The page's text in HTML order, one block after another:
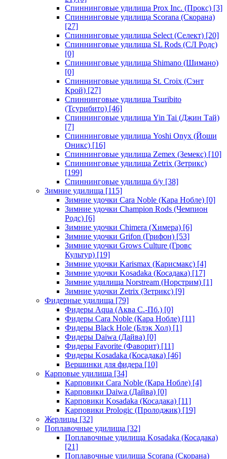
Спиннинговые удилища Prox Inc. (Прокс) [3]
Спиннинговые удилища Scorana (Скорана)
[27]
Спиннинговые удилища Select (Селект) [20]
Спиннинговые удилища SL Rods (СЛ Родс)
[0]
Спиннинговые удилища Shimano (Шимано)
[0]
Спиннинговые удилища St. Croix (Сэнт
Крой) [27]
Спиннинговые удилища Tsuribito
(Тсурибито) [46]
Спиннинговые удилища Yin Tai (Джин Тай)
[7]
Спиннинговые удилища Yoshi Onyx (Йоши
Оникс) [16]
Спиннинговые удилища Zemex (Земекс) [10]
Спиннинговые удилища Zetrix (Зетрикс)
[199]
Спиннинговые удилища б/у [38]
Зимние удилища [115]
Зимние удочки Cara Noble (Кара Нобле) [0]
Зимние удочки Champion Rods (Чемпион
Родс) [6]
Зимние удочки Chimera (Химера) [6]
Зимние удочки Grifon (Грифон) [53]
Зимние удочки Grows Culture (Гровс
Культур) [19]
Зимние удочки Karismax (Карисмакс) [4]
Зимние удочки Kosadaka (Косадака) [17]
Зимние удилища Norstream (Норстрим) [1]
Зимние удочки Zetrix (Зетрикс) [9]
Фидерные удилища [79]
Фидеры Aqua (Аква С.-Пб.) [0]
Фидеры Cara Noble (Кара Нобле) [11]
Фидеры Black Hole (Блэк Хол) [1]
Фидеры Daiwa (Дайва) [0]
Фидеры Favorite (Фаворит) [11]
Фидеры Kosadaka (Косадака) [46]
Вершинки для фидера [10]
Карповые удилища [34]
Карповики Cara Noble (Кара Нобле) [4]
Карповики Daiwa (Дайва) [0]
Карповики Kosadaka (Косадака) [11]
Карповики Prologic (Пролоджик) [19]
Жерлицы [32]
Поплавочные удилища [32]
Поплавочные удилища Kosadaka (Косадака)
[21]
Поплавочные удилища Scorana (Скорана)